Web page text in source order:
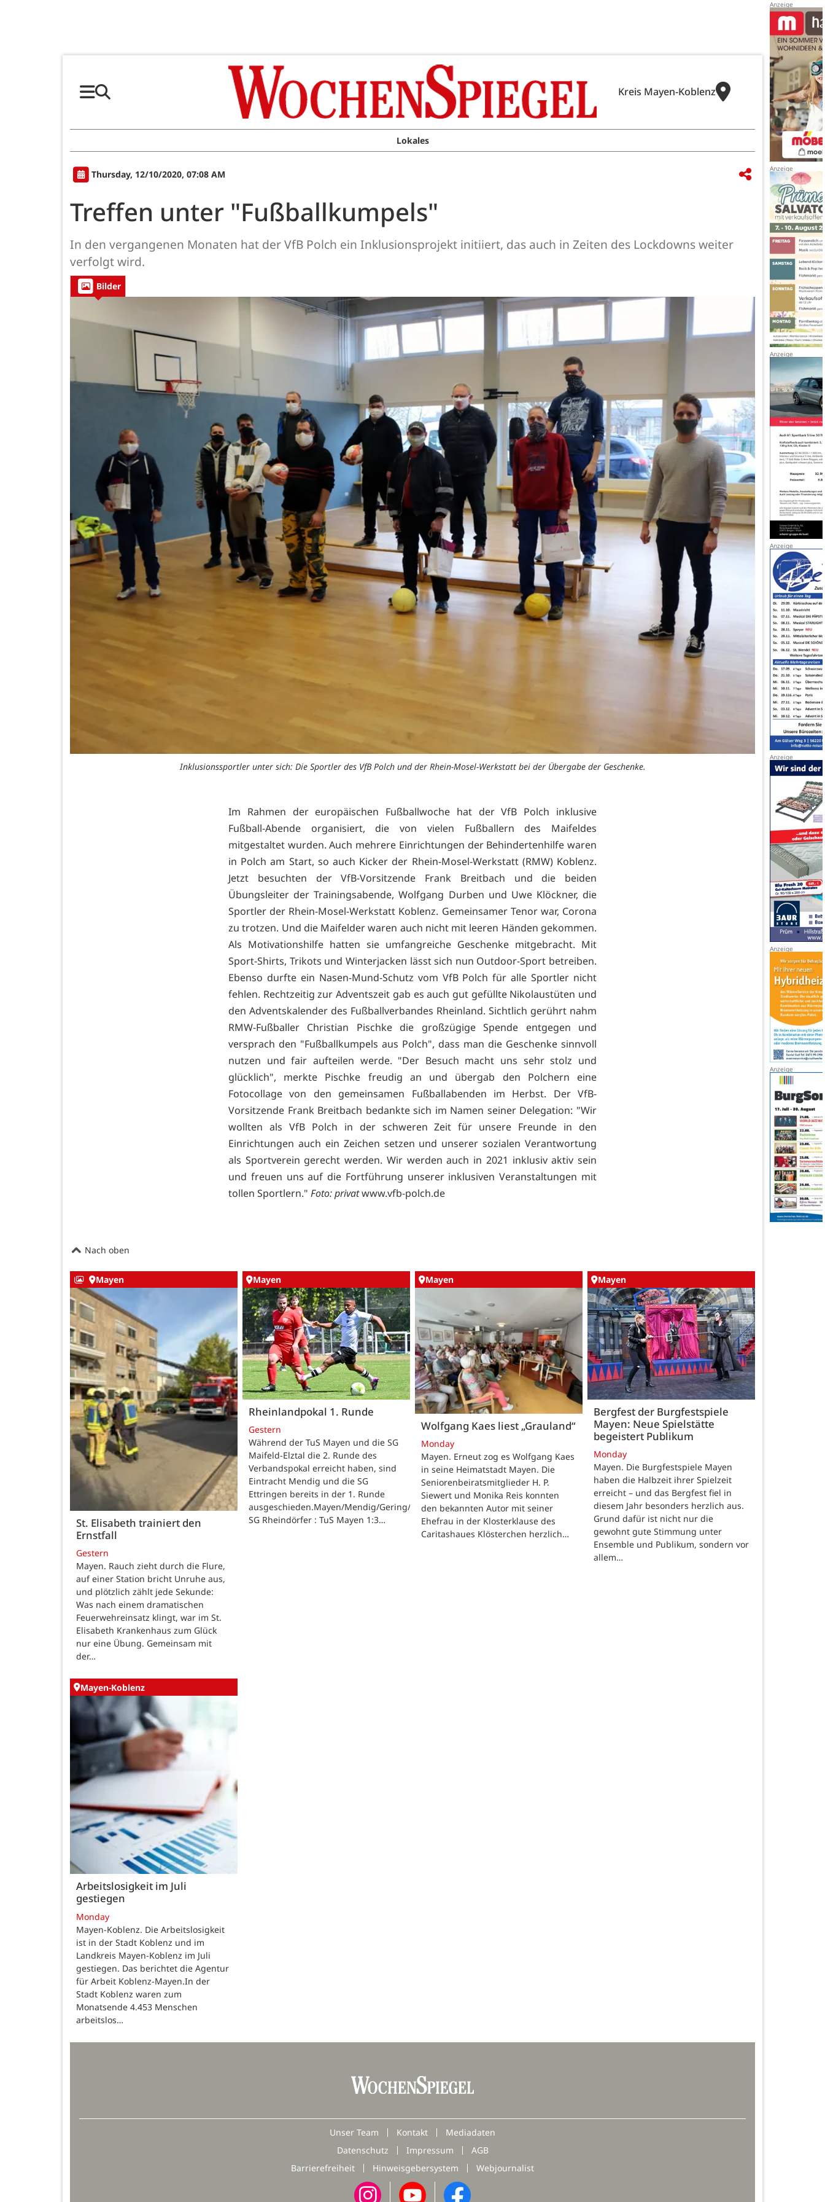
Kreis Mayen-Koblenz
Lokales
Thursday, 12/10/2020, 07:08 AM
Treffen unter "Fußballkumpels"
In den vergangenen Monaten hat der VfB Polch ein Inklusionsprojekt initiiert, das auch in Zeiten des Lockdowns weiter
verfolgt wird.
Bilder
Inklusionssportler unter sich: Die Sportler des VfB Polch und der Rhein-Mosel-Werkstatt bei der Übergabe der Geschenke.
Im Rahmen der europäischen Fußballwoche hat der VfB Polch inklusive
Fußball-Abende organisiert, die von vielen Fußballern des Maifeldes
mitgestaltet wurden. Auch mehrere Einrichtungen der Behindertenhilfe waren
in Polch am Start, so auch Kicker der Rhein-Mosel-Werkstatt (RMW) Koblenz.
Jetzt besuchten der VfB-Vorsitzende Frank Breitbach und die beiden
Übungsleiter der Trainingsabende, Wolfgang Durben und Uwe Klöckner, die
Sportler der Rhein-Mosel-Werkstatt Koblenz. Gemeinsamer Tenor war, Corona
zu trotzen. Und die Maifelder waren auch nicht mit leeren Händen gekommen.
Als Motivationshilfe hatten sie umfangreiche Geschenke mitgebracht. Mit
Sport-Shirts, Trikots und Winterjacken lässt sich nun Outdoor-Sport betreiben.
Ebenso durfte ein Nasen-Mund-Schutz vom VfB Polch für alle Sportler nicht
fehlen. Rechtzeitig zur Adventszeit gab es auch gut gefüllte Nikolaustüten und
den Adventskalender des Fußballverbandes Rheinland. Sichtlich gerührt nahm
RMW-Fußballer Christian Pischke die großzügige Spende entgegen und
versprach den "Fußballkumpels aus Polch", dass man die Geschenke sinnvoll
nutzen und fair aufteilen werde. "Der Besuch macht uns sehr stolz und
glücklich", merkte Pischke freudig an und übergab den Polchern eine
Fotocollage von den gemeinsamen Fußballabenden im Herbst. Der VfB-
Vorsitzende Frank Breitbach bedankte sich im Namen seiner Delegation: "Wir
wollten als VfB Polch in der schweren Zeit für unsere Freunde in den
Einrichtungen auch ein Zeichen setzen und unserer sozialen Verantwortung
als Sportverein gerecht werden. Wir werden auch in 2021 inklusiv aktiv sein
und freuen uns auf die Fortführung unserer inklusiven Veranstaltungen mit
tollen Sportlern." Foto: privatwww.vfb-polch.de
Nach oben
Mayen
St. Elisabeth trainiert den
Ernstfall
Gestern
Mayen. Rauch zieht durch die Flure,
auf einer Station bricht Unruhe aus,
und plötzlich zählt jede Sekunde:
Was nach einem dramatischen
Feuerwehreinsatz klingt, war im St.
Elisabeth Krankenhaus zum Glück
nur eine Übung. Gemeinsam mit
der…
Mayen
Rheinlandpokal 1. Runde
Gestern
Während der TuS Mayen und die SG
Maifeld-Elztal die 2. Runde des
Verbandspokal erreicht haben, sind
Eintracht Mendig und die SG
Ettringen bereits in der 1. Runde
ausgeschieden.Mayen/Mendig/Gering/Ettringen.
SG Rheindörfer : TuS Mayen 1:3…
Mayen
Wolfgang Kaes liest „Grauland“
Monday
Mayen. Erneut zog es Wolfgang Kaes
in seine Heimatstadt Mayen. Die
Seniorenbeiratsmitglieder H. P.
Siewert und Monika Reis konnten
den bekannten Autor mit seiner
Ehefrau in der Klosterklause des
Caritashaues Klösterchen herzlich…
Mayen
Bergfest der Burgfestspiele
Mayen: Neue Spielstätte
begeistert Publikum
Monday
Mayen. Die Burgfestspiele Mayen
haben die Halbzeit ihrer Spielzeit
erreicht – und das Bergfest fiel in
diesem Jahr besonders herzlich aus.
Grund dafür ist nicht nur die
gewohnt gute Stimmung unter
Ensemble und Publikum, sondern vor
allem…
Mayen-Koblenz
Arbeitslosigkeit im Juli
gestiegen
Monday
Mayen-Koblenz. Die Arbeitslosigkeit
ist in der Stadt Koblenz und im
Landkreis Mayen-Koblenz im Juli
gestiegen. Das berichtet die Agentur
für Arbeit Koblenz-Mayen.In der
Stadt Koblenz waren zum
Monatsende 4.453 Menschen
arbeitslos…
Unser Team Kontakt
Mediadaten
Datenschutz
Impressum
AGB
Barrierefreiheit
Hinweisgebersystem Webjournalist